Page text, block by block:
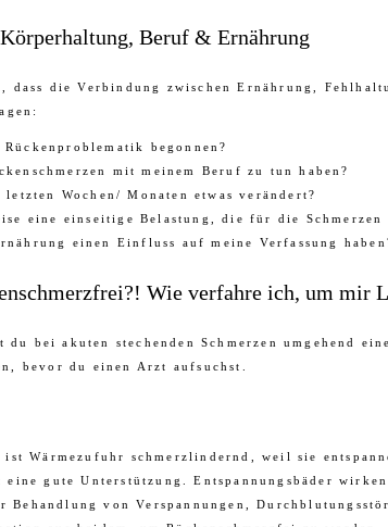
Beruf & Ernährung
dass die Verbindung zwischen Ernährung,
Rückenproblematik begonnen?
mit meinem Beruf zu tun haben?
Wochen/ Monaten etwas verändert?
eine einseitige Belastung, die für die
einen Einfluss auf meine Verfassung
Wie verfahre ich, um mir
du bei akuten stechenden Schmerzen umgehend
bevor du einen Arzt aufsuchst.
ist Wärmezufuhr schmerzlindernd, weil sie
eine gute Unterstützung. Entspannungsbäder
Behandlung von Verspannungen,